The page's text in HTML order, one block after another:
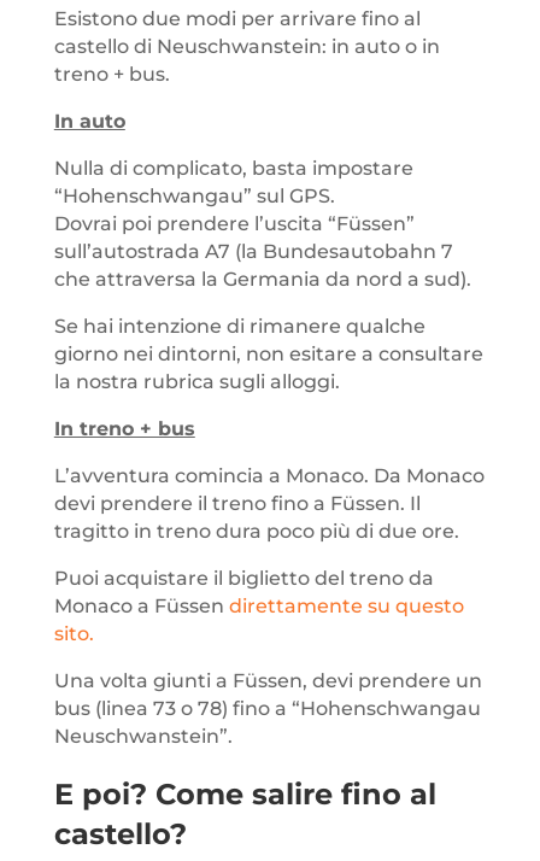
Esistono due modi per arrivare fino al
castello di Neuschwanstein: in auto o in
treno + bus.
In auto
Nulla di complicato, basta impostare
“Hohenschwangau” sul GPS.
Dovrai poi prendere l’uscita “Füssen”
sull’autostrada A7 (la Bundesautobahn 7
che attraversa la Germania da nord a sud).
Se hai intenzione di rimanere qualche
giorno nei dintorni, non esitare a consultare
la nostra rubrica sugli alloggi.
In treno + bus
L’avventura comincia a Monaco. Da Monaco
devi prendere il treno fino a Füssen. Il
tragitto in treno dura poco più di due ore.
Puoi acquistare il biglietto del treno da
Monaco a Füssen direttamente su questo
sito.
Una volta giunti a Füssen, devi prendere un
bus (linea 73 o 78) fino a “Hohenschwangau
Neuschwanstein”.
E poi? Come salire fino al
castello?